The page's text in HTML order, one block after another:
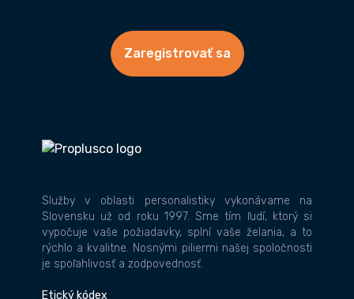
Zaregistrovať sa
Služby v oblasti personalistiky vykonávame na
Slovensku už od roku 1997. Sme tím ľudí, ktorý si
vypočuje vaše požiadavky, splní vaše želania, a to
rýchlo a kvalitne. Nosnými piliermi našej spoločnosti
je spoľahlivosť a zodpovednosť.
Etický kódex